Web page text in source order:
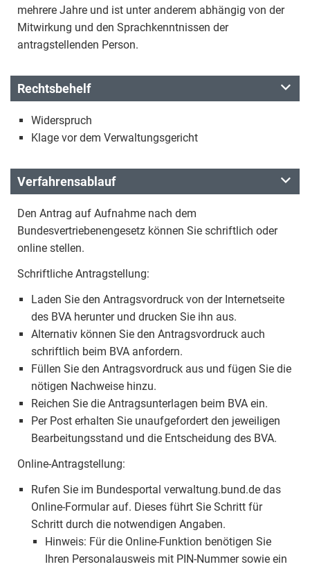
mehrere Jahre und ist unter anderem abhängig von der
Mitwirkung und den Sprachkenntnissen der
antragstellenden Person.
Rechtsbehelf
Widerspruch
Klage vor dem Verwaltungsgericht
Verfahrensablauf
Den Antrag auf Aufnahme nach dem
Bundesvertriebenengesetz können Sie schriftlich oder
online stellen.
Schriftliche Antragstellung:
Laden Sie den Antragsvordruck von der Internetseite
des BVA herunter und drucken Sie ihn aus.
Alternativ können Sie den Antragsvordruck auch
schriftlich beim BVA anfordern.
Füllen Sie den Antragsvordruck aus und fügen Sie die
nötigen Nachweise hinzu.
Reichen Sie die Antragsunterlagen beim BVA ein.
Per Post erhalten Sie unaufgefordert den jeweiligen
Bearbeitungsstand und die Entscheidung des BVA.
Online-Antragstellung:
Rufen Sie im Bundesportal verwaltung.bund.de das
Online-Formular auf. Dieses führt Sie Schritt für
Schritt durch die notwendigen Angaben.
Hinweis: Für die Online-Funktion benötigen Sie
Ihren Personalausweis mit PIN-Nummer sowie ein